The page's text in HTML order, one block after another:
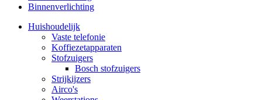
Binnenverlichting
Huishoudelijk
Vaste telefonie
Koffiezetapparaten
Stofzuigers
Bosch stofzuigers
Strijkijzers
Airco's